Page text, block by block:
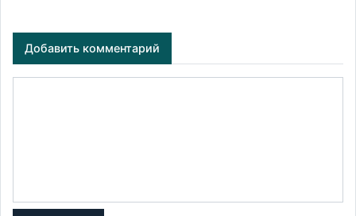
Добавить комментарий